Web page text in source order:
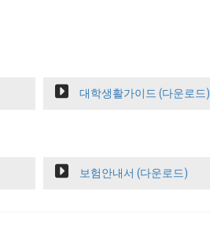
대학생활가이드 (다운로드)
보험안내서 (다운로드)